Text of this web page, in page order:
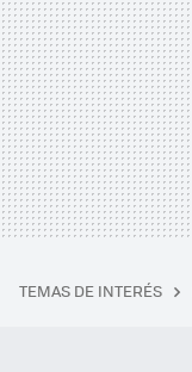
TEMAS DE INTERÉS